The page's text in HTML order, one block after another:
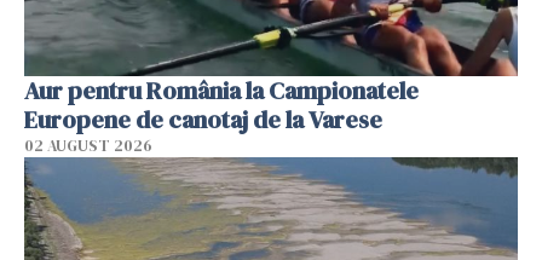
Aur pentru România la Campionatele
Europene de canotaj de la Varese
02 AUGUST 2026